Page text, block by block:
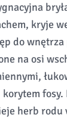
kryje
do
na osi
herb rodu